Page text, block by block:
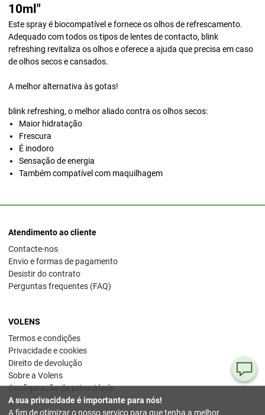
10ml"
Este spray é biocompatível e fornece os olhos de refrescamento.
Adequado com todos os tipos de lentes de contacto, blink
refreshing revitaliza os olhos e oferece a ajuda que precisa em caso
de olhos secos e cansados.
A melhor alternativa às gotas!
blink refreshing, o melhor aliado contra os olhos secos:
Maior hidratação
Frescura
É inodoro
Sensação de energia
Também compatível com maquilhagem
Atendimento ao cliente
Contacte-nos
Envio e formas de pagamento
Desistir do contrato
Perguntas frequentes (FAQ)
VOLENS
Termos e condições
Privacidade e cookies
Direito de devolução
Sobre a Volens
Configuração da privacidade
A sua privacidade é importante para nós!
A fim de otimizar o nosso serviço para que tenha a melhor
ou